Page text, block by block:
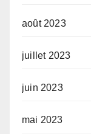
août 2023
juillet 2023
juin 2023
mai 2023